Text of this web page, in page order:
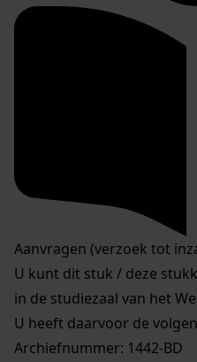
Aanvragen (verzoek tot
U kunt dit stuk / deze
in de studiezaal van het
U heeft daarvoor de
Archiefnummer: 1442-BD